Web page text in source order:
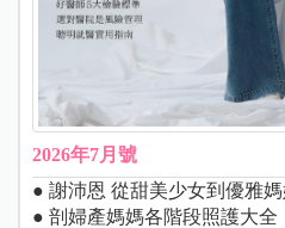
2026年7月號
● 謝沛恩 從甜美少女到優雅
● 剖婦產媽媽各階段照護大全